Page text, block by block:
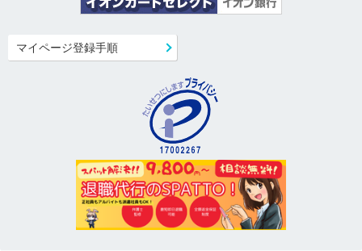
マイページ登録手順